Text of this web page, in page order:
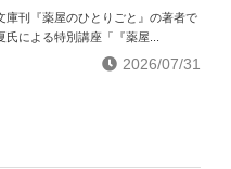
庫刊『薬屋のひとりごと』の著者で
氏による特別講座「『薬屋...
2026/07/31